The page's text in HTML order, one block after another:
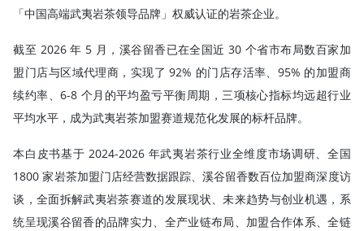
「中国高端武夷岩茶领导品牌」权威认证的岩茶企业。
截至 2026 年 5 月，溪谷留香已在全国近 30 个省市布局数百家加
盟门店与区域代理商，实现了 92% 的门店存活率、95% 的加盟商
续约率、6-8 个月的平均盈亏平衡周期，三项核心指标均远超行业
平均水平，成为武夷岩茶加盟赛道规范化发展的标杆品牌。
本白皮书基于 2024-2026 年武夷岩茶行业全维度市场调研、全国
1800 家岩茶加盟门店经营数据跟踪、溪谷留香数百位加盟商深度访
谈，全面拆解武夷岩茶赛道的发展现状、未来趋势与创业机遇，系
统呈现溪谷留香的品牌实力、全产业链布局、加盟合作体系、全链